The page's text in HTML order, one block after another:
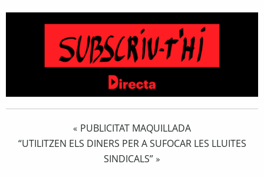
« PUBLICITAT MAQUILLADA
“UTILITZEN ELS DINERS PER A SUFOCAR LES LLUITES
SINDICALS” »